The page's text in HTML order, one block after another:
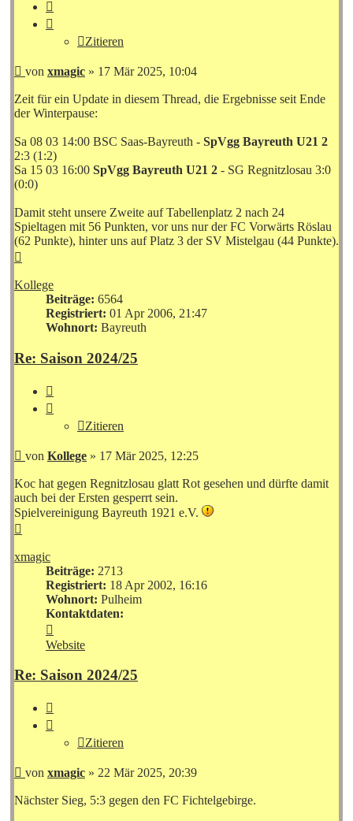
Zitieren
Beitrag
von xmagic » 17 Mär 2025, 10:04
Zeit für ein Update in diesem Thread, die Ergebnisse seit Ende
der Winterpause:
Sa 08 03 14:00 BSC Saas-Bayreuth - SpVgg Bayreuth U21 2
2:3 (1:2)
Sa 15 03 16:00 SpVgg Bayreuth U21 2 - SG Regnitzlosau 3:0
(0:0)
Damit steht unsere Zweite auf Tabellenplatz 2 nach 24
Spieltagen mit 56 Punkten, vor uns nur der FC Vorwärts Röslau
(62 Punkte), hinter uns auf Platz 3 der SV Mistelgau (44 Punkte).
Kollege
Beiträge: 6564
Registriert: 01 Apr 2006, 21:47
Wohnort: Bayreuth
Re: Saison 2024/25
Zitieren
Beitrag
von Kollege » 17 Mär 2025, 12:25
Koc hat gegen Regnitzlosau glatt Rot gesehen und dürfte damit
auch bei der Ersten gesperrt sein.
Spielvereinigung Bayreuth 1921 e.V.
xmagic
Beiträge: 2713
Registriert: 18 Apr 2002, 16:16
Wohnort: Pulheim
Kontaktdaten:
von
xmagic
Website
Re: Saison 2024/25
Zitieren
Beitrag
von xmagic » 22 Mär 2025, 20:39
Nächster Sieg, 5:3 gegen den FC Fichtelgebirge.